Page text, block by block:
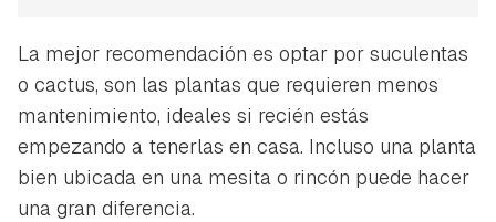
La mejor recomendación es optar por suculentas
o cactus, son las plantas que requieren menos
mantenimiento, ideales si recién estás
empezando a tenerlas en casa. Incluso una planta
bien ubicada en una mesita o rincón puede hacer
una gran diferencia.